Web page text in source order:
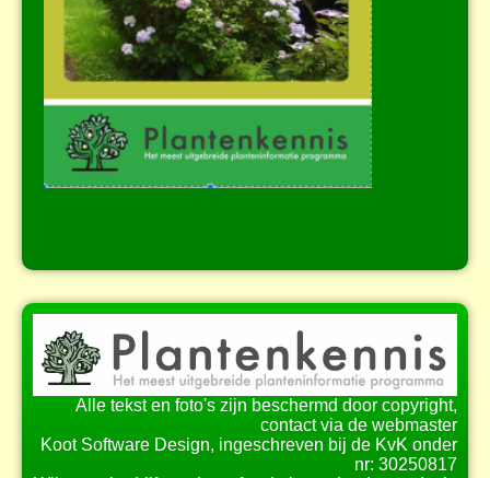
Alle tekst en foto's zijn beschermd door copyright,
contact via de webmaster
Koot Software Design, ingeschreven bij de KvK onder
nr: 30250817